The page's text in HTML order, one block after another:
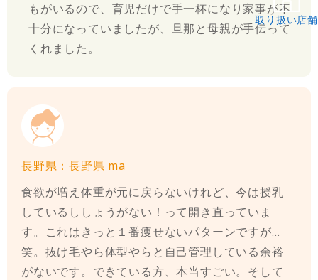
取り扱い店舗
もがいるので、育児だけで手一杯になり家事が不
十分になっていましたが、旦那と母親が手伝って
くれました。
長野県：長野県 ma
食欲が増え体重が元に戻らないけれど、今は授乳
しているししょうがない！って開き直っていま
す。これはきっと１番痩せないパターンですが…
笑。抜け毛やら体型やらと自己管理している余裕
がないです。できている方、本当すごい。そして